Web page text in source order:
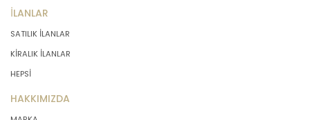
İLANLAR
SATILIK İLANLAR
KİRALIK İLANLAR
HEPSİ
HAKKIMIZDA